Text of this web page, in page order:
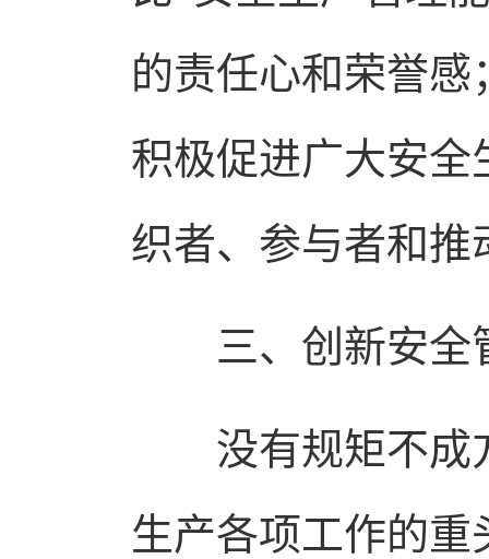
的责任心和荣誉
积极促进广大安
织者、参与者和推
三、创新安全管
没有规矩不成方
生产各项工作的